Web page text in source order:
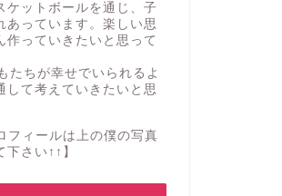
ケットボールを通じ、子
あっています。楽しい思
作っていきたいと思って
たちが幸せでいられるよ
して考えていきたいと思
フィールは上の僕の写真
さい↑↑】